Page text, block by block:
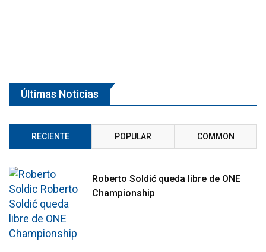
Últimas Noticias
RECIENTE POPULAR COMMON
Roberto Soldić queda libre de ONE
Championship